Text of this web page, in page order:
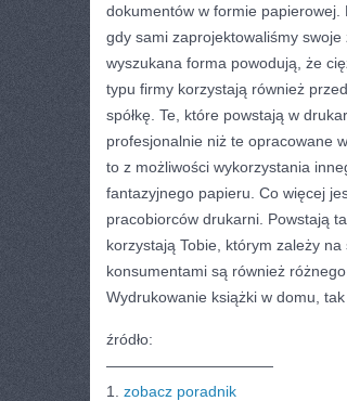
dokumentów w formie papierowej.
gdy sami zaprojektowaliśmy
wyszukana forma powodują, że
typu firmy korzystają również
spółkę. Te, które powstają w
profesjonalnie niż te opracowane
to z możliwości wykorzystania
fantazyjnego papieru. Co więcej
pracobiorców drukarni. Powstają
korzystają Tobie, którym zależy
konsumentami są również
Wydrukowanie książki w domu, tak
źródło:
———————————
1. zobacz poradnik